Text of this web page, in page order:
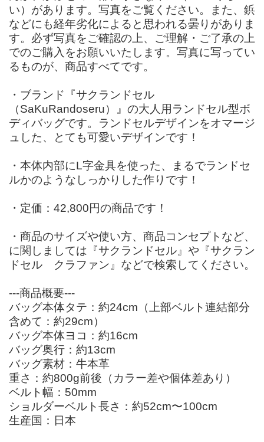
い）があります。写真をご覧ください。また、鋲
などにも経年劣化によると思われる曇りがありま
す。必ず写真をご確認の上、ご理解・ご了承の上
でのご購入をお願いいたします。写真に写ってい
るものが、商品すべてです。
・ブランド『サクランドセル
（SaKuRandoseru）』の大人用ランドセル型ボ
ディバッグです。ランドセルデザインをオマージ
ュした、とても可愛いデザインです！
・本体内部にL字金具を使った、まるでランドセ
ルかのようなしっかりした作りです！
・定価：42,800円の商品です！
・商品のサイズや使い方、商品コンセプトなど、
に関しましては『サクランドセル』や『サクラン
ドセル クラファン』などで検索してください。
---商品概要---
バッグ本体タテ：約24cm（上部ベルト連結部分
含めて：約29cm）
バッグ本体ヨコ：約16cm
バッグ奥行：約13cm
バッグ素材：牛本革
重さ：約800g前後（カラー差や個体差あり）
ベルト幅：50mm
ショルダーベルト長さ：約52cm〜100cm
生産国：日本